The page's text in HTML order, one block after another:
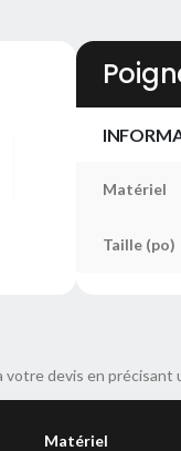
Matériel
Taille (po)
votre devis en précisant
Matériel